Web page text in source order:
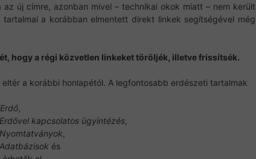
új címre, azonban mivel – technikai okok miatt – nem került
tartalmai a korábban elmentett direkt linkek segítségével még
hogy a régi közvetlen linkeket töröljék, illetve frissítsék.
a korábbi honlapétól. A legfontosabb erdészeti tartalmak
,
kapcsolatos ügyintézés,
,
és